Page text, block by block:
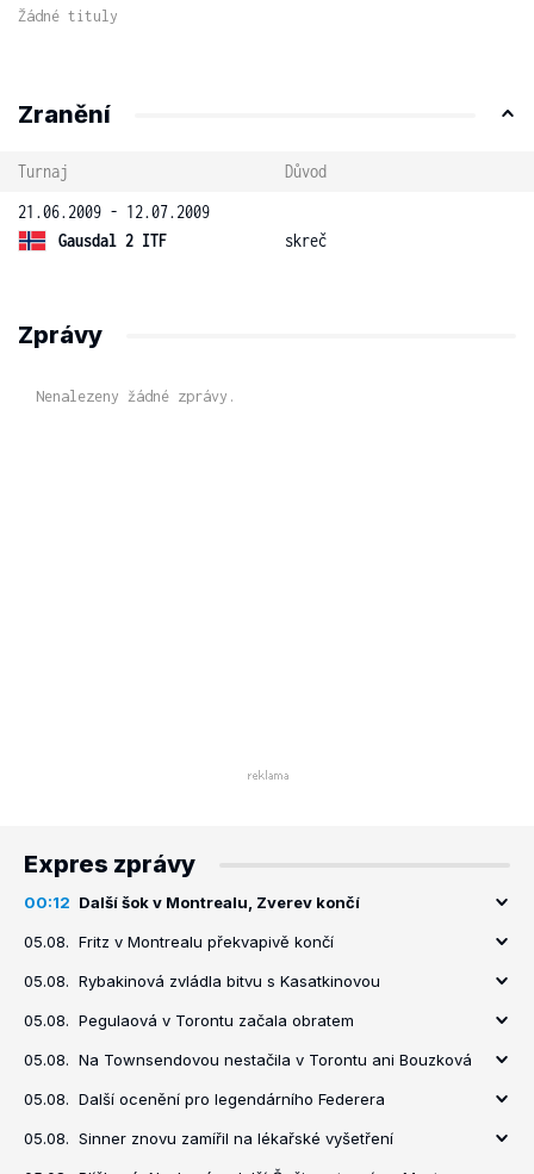
Žádné tituly
Zranění
Turnaj
Důvod
21.06.2009 - 12.07.2009
Gausdal 2 ITF
skreč
Zprávy
Nenalezeny žádné zprávy.
Expres zprávy
00:12 Další šok v Montrealu, Zverev končí
05.08. Fritz v Montrealu překvapivě končí
05.08. Rybakinová zvládla bitvu s Kasatkinovou
05.08. Pegulaová v Torontu začala obratem
05.08. Na Townsendovou nestačila v Torontu ani Bouzková
05.08. Další ocenění pro legendárního Federera
05.08. Sinner znovu zamířil na lékařské vyšetření